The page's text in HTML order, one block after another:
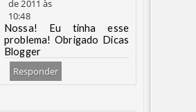
de 2011 às
10:48
Nossa! Eu tinha esse
problema! Obrigado Dicas
Blogger
Responder